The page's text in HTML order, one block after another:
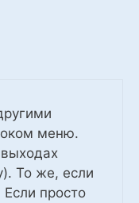
меню.
То же, если
Если просто